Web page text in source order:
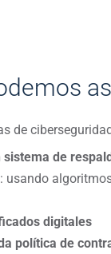
de
sistema de
: usando
digitales
política de